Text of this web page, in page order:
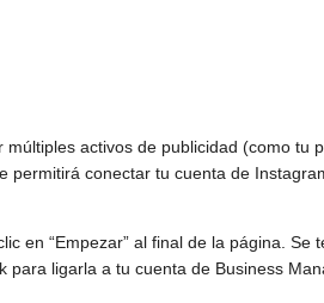
activos de publicidad (como tu
permitirá conectar tu cuenta de
en “Empezar” al final de la página. Se
ligarla a tu cuenta de Business